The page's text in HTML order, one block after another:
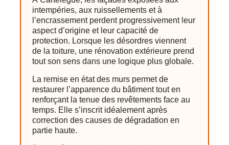
intempéries, aux ruissellements et à
l’encrassement perdent progressivement leur
aspect d’origine et leur capacité de
protection. Lorsque les désordres viennent
de la toiture, une rénovation extérieure prend
tout son sens dans une logique plus globale.
La remise en état des murs permet de
restaurer l’apparence du bâtiment tout en
renforçant la tenue des revêtements face au
temps. Elle s’inscrit idéalement après
correction des causes de dégradation en
partie haute.